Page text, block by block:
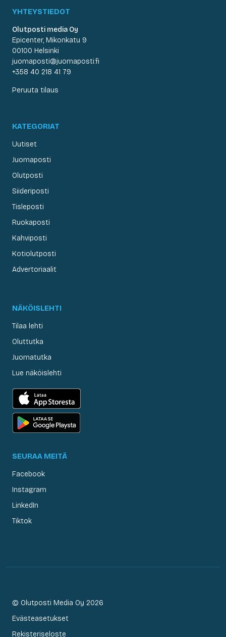
YHTEYSTIEDOT
Olutposti media Oy
Epicenter, Mikonkatu 9
00100 Helsinki
juomaposti@juomaposti.fi
+358 40 218 41 79
Peruuta tilaus
KATEGORIAT
Uutiset
Juomaposti
Olutposti
Siideriposti
Tisleposti
Ruokaposti
Kahviposti
Kotiolutposti
Advertoriaalit
NÄKÖISLEHTI
Tilaa lehti
Oluttutka
Juomatutka
Lue näköislehti
SEURAA MEITÄ
Facebook
Instagram
LinkedIn
Tiktok
© Olutposti Media Oy 2026
Evästeasetukset
Rekisteriseloste